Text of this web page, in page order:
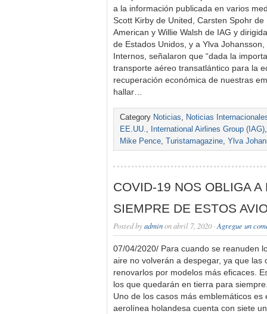
a la información publicada en varios
Scott Kirby de United, Carsten Spohr
American y Willie Walsh de IAG y
de Estados Unidos, y a Ylva
Internos, señalaron que “dada la
transporte aéreo transatlántico para la
recuperación económica de nuestras
hallar…
Category Noticias, Noticias
EE.UU., International Airlines Group (IAG)
Mike Pence, Turistamagazine, Ylva
COVID-19 NOS OBLIGA
SIEMPRE DE ESTOS
Posted byadminon abril 7, 2020 · Agregue un
07/04/2020/ Para cuando se reanuden
aire no volverán a despegar, ya que
renovarlos por modelos más eficaces.
los que quedarán en tierra para
Uno de los casos más emblemáticos es
aerolínea holandesa cuenta con siete